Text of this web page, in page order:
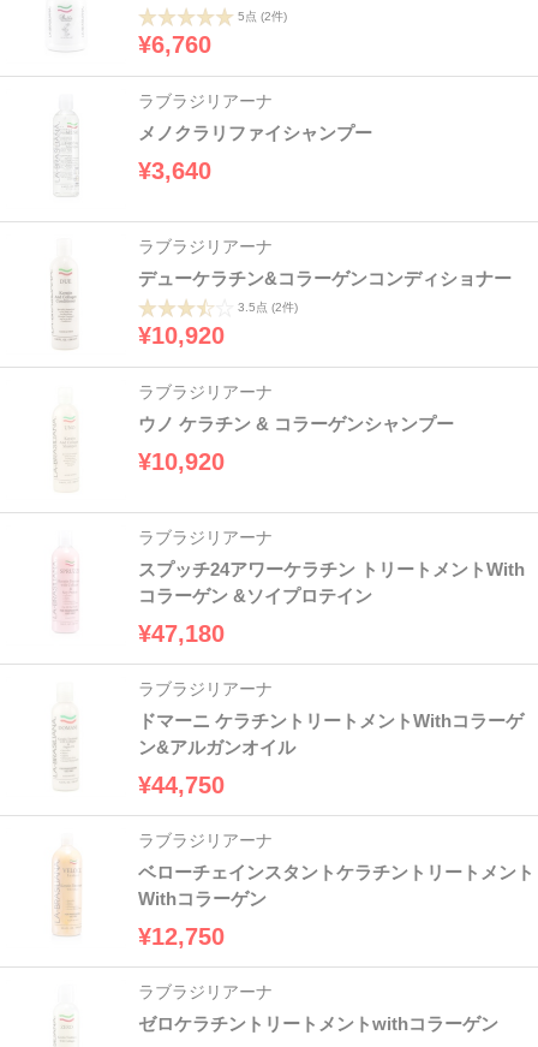
5点 (2件)
¥6,760
ラブラジリアーナ
メノクラリファイシャンプー
¥3,640
ラブラジリアーナ
デューケラチン&コラーゲンコンディショナー
3.5点 (2件)
¥10,920
ラブラジリアーナ
ウノ ケラチン & コラーゲンシャンプー
¥10,920
ラブラジリアーナ
スプッチ24アワーケラチン トリートメントWith
コラーゲン &ソイプロテイン
¥47,180
ラブラジリアーナ
ドマーニ ケラチントリートメントWithコラーゲ
ン&アルガンオイル
¥44,750
ラブラジリアーナ
ベローチェインスタントケラチントリートメント
Withコラーゲン
¥12,750
ラブラジリアーナ
ゼロケラチントリートメントwithコラーゲン